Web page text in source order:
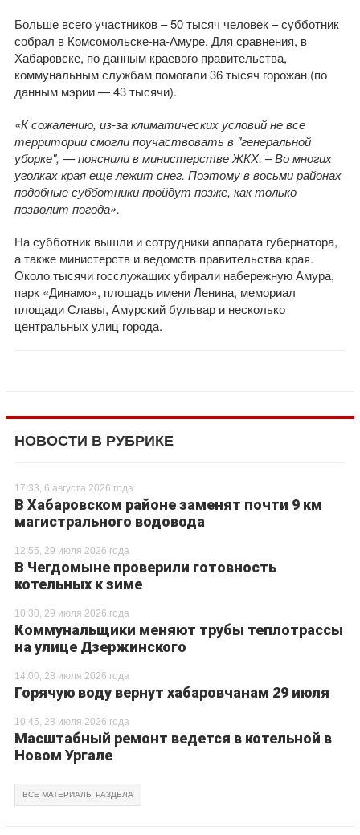
Больше всего участников – 50 тысяч человек – субботник
собрал в Комсомольске-на-Амуре. Для сравнения, в
Хабаровске, по данным краевого правительства,
коммунальным службам помогали 36 тысяч горожан (по
данным мэрии — 43 тысячи).
«К сожалению, из-за климатических условий не все
территории смогли поучаствовать в "генеральной
уборке", — пояснили в министерстве ЖКХ. – Во многих
уголках края еще лежит снег. Поэтому в восьми районах
подобные субботники пройдут позже, как только
позволит погода».
На субботник вышли и сотрудники аппарата губернатора,
а также министерств и ведомств правительства края.
Около тысячи госслужащих убирали набережную Амура,
парк «Динамо», площадь имени Ленина, мемориал
площади Славы, Амурский бульвар и несколько
центральных улиц города.
НОВОСТИ В РУБРИКЕ
17:33, 6 августа 2026 года
В Хабаровском районе заменят почти 9 км
магистрального водовода
12:55, 29 июля 2026 года
В Чегдомыне проверили готовность
котельных к зиме
10:30, 29 июля 2026 года
Коммунальщики меняют трубы теплотрассы
на улице Дзержинского
14:00, 28 июля 2026 года
Горячую воду вернут хабаровчанам 29 июля
10:45, 28 июля 2026 года
Масштабный ремонт ведется в котельной в
Новом Ургале
ВСЕ МАТЕРИАЛЫ РАЗДЕЛА